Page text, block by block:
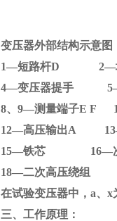
变压器外部结构示意图
1—短路杆D 2
4—变压器提手 5
8、 9—测量端子E F
12—高压输出A 13
15—铁芯 16—
18—二次高压绕组
在试验变压器中， a、 x
三、工作原理：